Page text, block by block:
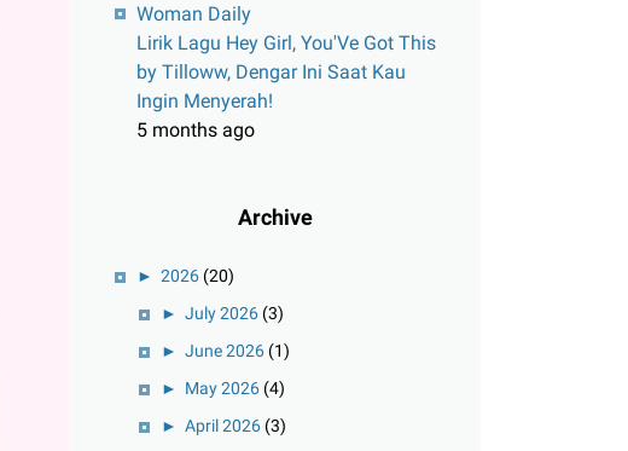
Woman Daily
Lirik Lagu Hey Girl, You'Ve Got This
by Tilloww, Dengar Ini Saat Kau
Ingin Menyerah!
5 months ago
Archive
► 2026 (20)
► July 2026 (3)
► June 2026 (1)
► May 2026 (4)
► April 2026 (3)